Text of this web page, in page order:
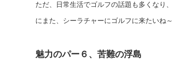
ただ、日常生活でゴルフの話題も多くな
にまた、シーラチャーにゴルフに来たいね
魅力のパー６、苦難の浮島